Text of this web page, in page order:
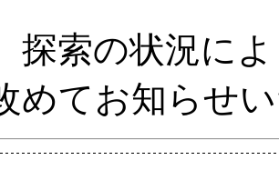
索の状況に
めてお知らせ